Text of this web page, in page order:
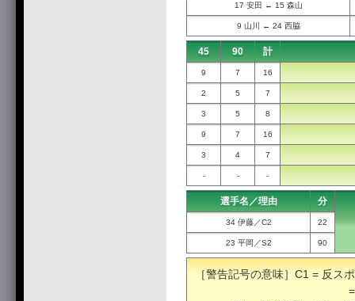
17 安田 ← 15 森山
9 山川 ← 24 西脇
45 90 計
9 7 16
2 5 7
3 5 8
9 7 16
3 4 7
- - -
選手名／理由 分
34 伊藤／C2 22
23 平岡／S2 90
［警告記号の意味］C1 = 反